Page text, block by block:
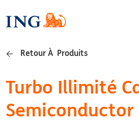
Retour À Produits
Turbo Illimité
Semiconductor